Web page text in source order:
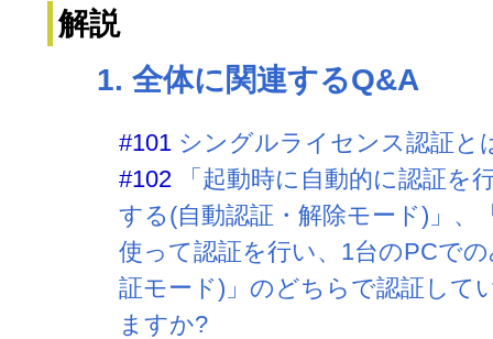
解説
1. 全体に関連するQ&A
#101 シングルライセンス認証と
#102 「起動時に自動的に認証を
する(自動認証・解除モード)」
使って認証を行い、1台のPCで
証モード)」のどちらで認証して
ますか?